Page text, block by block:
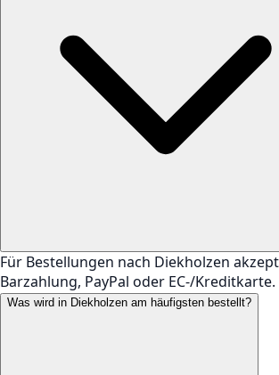
Für Bestellungen nach Diekholzen
Barzahlung, PayPal oder EC-/Kreditkarte.
Was wird in Diekholzen am häufigsten bestellt?